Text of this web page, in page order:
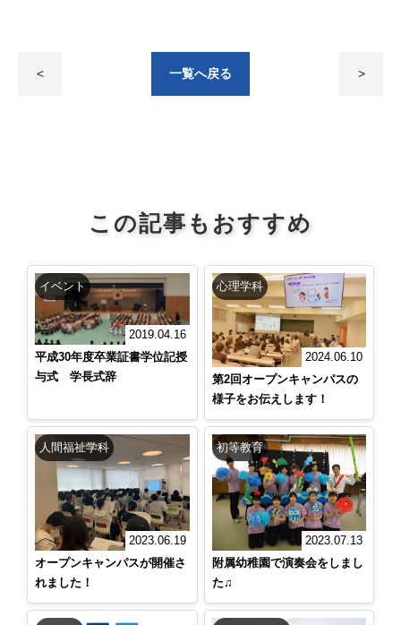
< 一覧へ戻る >
この記事もおすすめ
イベント
2019.04.16
平成30年度卒業証書学位記授
与式 学長式辞
心理学科
2024.06.10
第2回オープンキャンパスの
様子をお伝えします！
人間福祉学科
2023.06.19
オープンキャンパスが開催さ
れました！
初等教育
2023.07.13
附属幼稚園で演奏会をしまし
た♫